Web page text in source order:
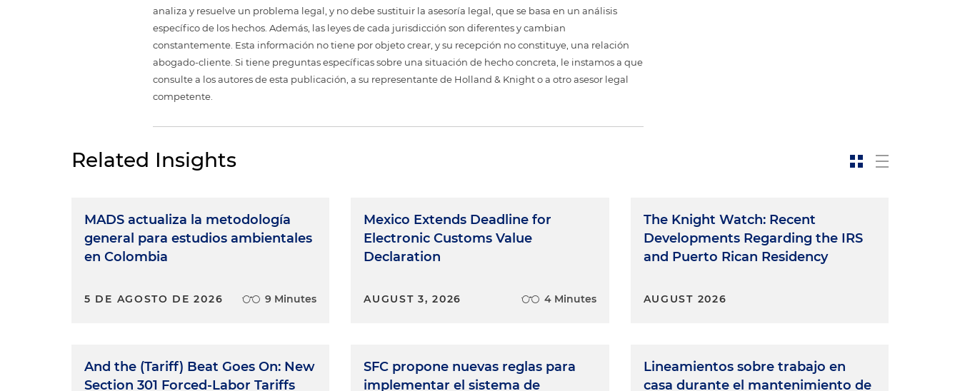
analiza y resuelve un problema legal, y no debe sustituir la asesoría legal, que se basa en un análisis
específico de los hechos. Además, las leyes de cada jurisdicción son diferentes y cambian
constantemente. Esta información no tiene por objeto crear, y su recepción no constituye, una relación
abogado-cliente. Si tiene preguntas específicas sobre una situación de hecho concreta, le instamos a que
consulte a los autores de esta publicación, a su representante de Holland & Knight o a otro asesor legal
competente.
Related Insights
MADS actualiza la metodología
general para estudios ambientales
en Colombia
5 DE AGOSTO DE 2026 9 Minutes
And the (Tariff) Beat Goes On: New
Section 301 Forced-Labor Tariffs
Mexico Extends Deadline for
Electronic Customs Value
Declaration
AUGUST 3, 2026 4 Minutes
SFC propone nuevas reglas para
implementar el sistema de
The Knight Watch: Recent
Developments Regarding the IRS
and Puerto Rican Residency
AUGUST 2026
Lineamientos sobre trabajo en
casa durante el mantenimiento de